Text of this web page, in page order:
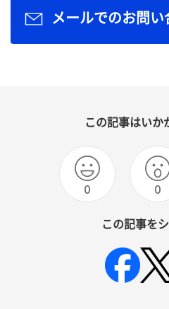
メールでのお問い
この記事はいか
0 0
この記事を